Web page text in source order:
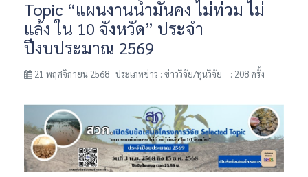
Topic “แผนงานน้ำมั่นคง ไม่ท่วม ไม่
แล้ง ใน 10 จังหวัด” ประจำ
ปีงบประมาณ 2569
21 พฤศจิกายน 2568 ประเภทข่าว : ข่าววิจัย/ทุนวิจัย : 208 ครั้ง